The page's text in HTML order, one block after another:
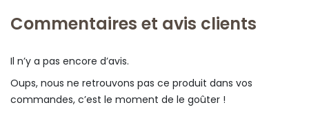
Commentaires et avis clients
Il n’y a pas encore d’avis.
Oups, nous ne retrouvons pas ce produit dans vos
commandes, c’est le moment de le goûter !